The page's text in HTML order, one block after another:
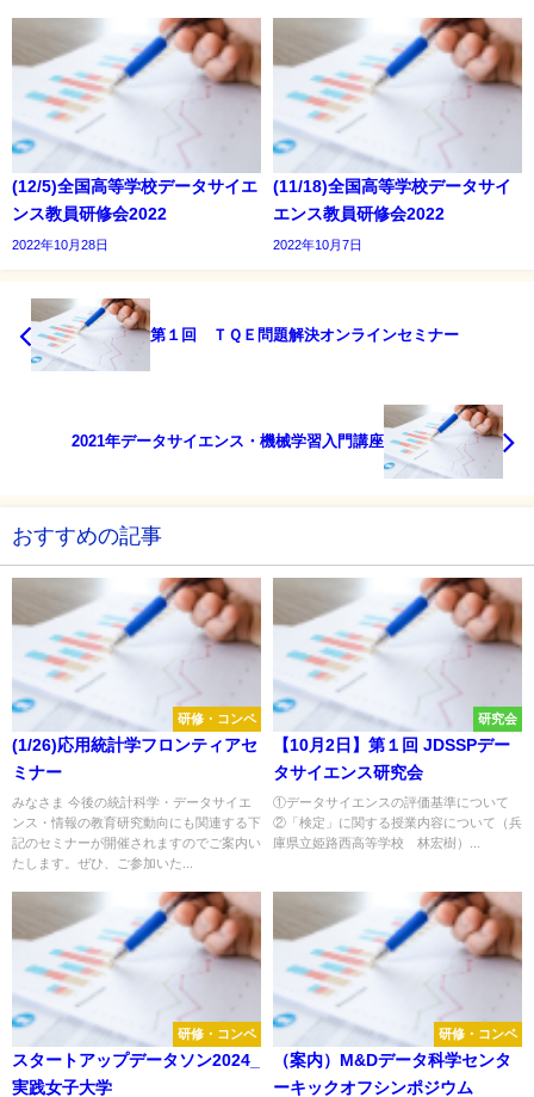
(12/5)全国高等学校データサイエ
ンス教員研修会2022
2022年10月28日
(11/18)全国高等学校データサイ
エンス教員研修会2022
2022年10月7日
第１回 ＴＱＥ問題解決オンラインセミナー
2021年データサイエンス・機械学習入門講座
おすすめの記事
研修・コンペ
(1/26)応用統計学フロンティアセ
ミナー
みなさま 今後の統計科学・データサイエ
ンス・情報の教育研究動向にも関連する下
記のセミナーが開催されますのでご案内い
たします。ぜひ、ご参加いた...
研究会
【10月2日】第１回 JDSSPデー
タサイエンス研究会
①データサイエンスの評価基準について
②「検定」に関する授業内容について（兵
庫県立姫路西高等学校 林宏樹）...
研修・コンペ
スタートアップデータソン2024_
実践女子大学
研修・コンペ
（案内）M&Dデータ科学センタ
ーキックオフシンポジウム